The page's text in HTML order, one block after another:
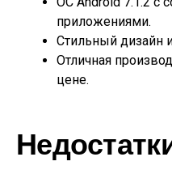
приложениями.
Стильный дизайн
Отличная
цене.